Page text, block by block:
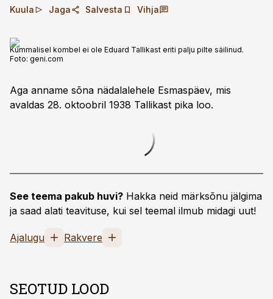
Kuula Jaga Salvesta Vihja
Kummalisel kombel ei ole Eduard Tallikast eriti palju pilte säilinud.
Foto: geni.com
Aga anname sõna nädalalehele Esmaspäev, mis
avaldas 28. oktoobril 1938 Tallikast pika loo.
See teema pakub huvi? Hakka neid märksõnu jälgima
ja saad alati teavituse, kui sel teemal ilmub midagi uut!
Ajalugu Rakvere
SEOTUD LOOD